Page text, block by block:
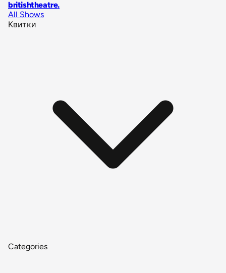
britishtheatre.
All Shows
Квитки
Categories